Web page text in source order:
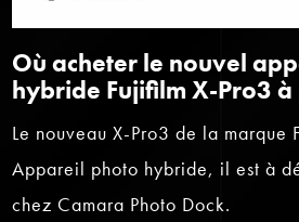
Où acheter le nouvel
hybride Fujifilm X-Pro3
Le nouveau X-Pro3 de la marque
Appareil photo hybride, il est à
chez Camara Photo Dock.